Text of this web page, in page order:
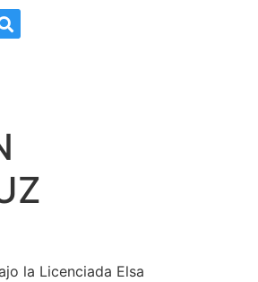
la Licenciada Elsa